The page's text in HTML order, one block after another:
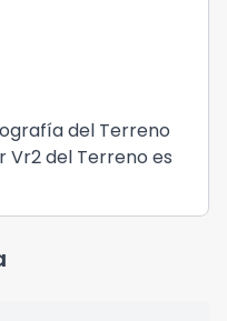
del Terreno
Vr2 del Terreno es